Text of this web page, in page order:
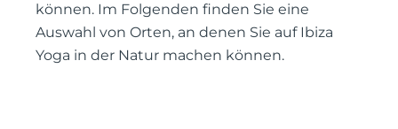
können. Im Folgenden finden Sie eine
Auswahl von Orten, an denen Sie auf Ibiza
Yoga in der Natur machen können.